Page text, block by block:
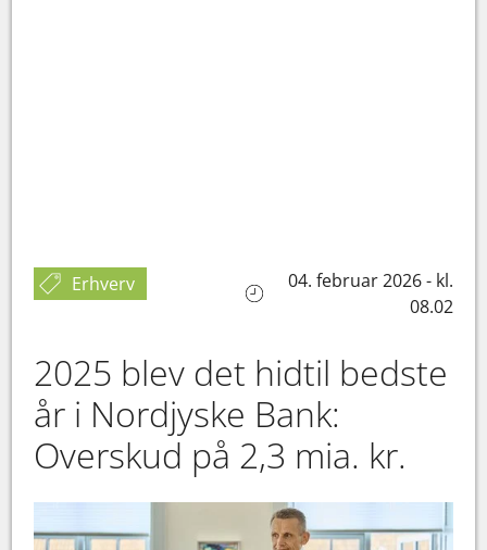
Erhverv
04. februar 2026 - kl.
08.02
2025 blev det hidtil bedste
år i Nordjyske Bank:
Overskud på 2,3 mia. kr.